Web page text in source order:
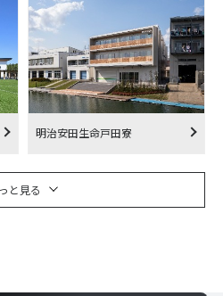
明治安田生命戸田寮
と見る